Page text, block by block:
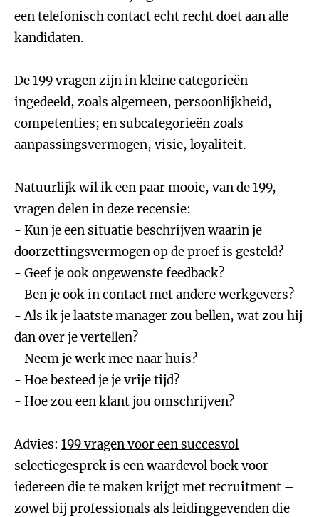
een telefonisch contact echt recht doet aan alle
kandidaten.
De 199 vragen zijn in kleine categorieën
ingedeeld, zoals algemeen, persoonlijkheid,
competenties; en subcategorieën zoals
aanpassingsvermogen, visie, loyaliteit.
Natuurlijk wil ik een paar mooie, van de 199,
vragen delen in deze recensie:
- Kun je een situatie beschrijven waarin je
doorzettingsvermogen op de proef is gesteld?
- Geef je ook ongewenste feedback?
- Ben je ook in contact met andere werkgevers?
- Als ik je laatste manager zou bellen, wat zou hij
dan over je vertellen?
- Neem je werk mee naar huis?
- Hoe besteed je je vrije tijd?
- Hoe zou een klant jou omschrijven?
Advies: 199 vragen voor een succesvol
selectiegesprekis een waardevol boek voor
iedereen die te maken krijgt met recruitment –
zowel bij professionals als leidinggevenden die